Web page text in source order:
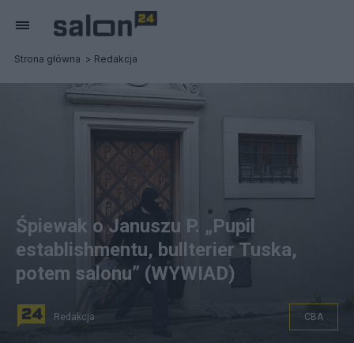
Strona główna Redakcja
Śpiewak o Januszu P. „Pupil
establishmentu, bullterier Tuska,
potem salonu” (WYWIAD)
Redakcja CBA